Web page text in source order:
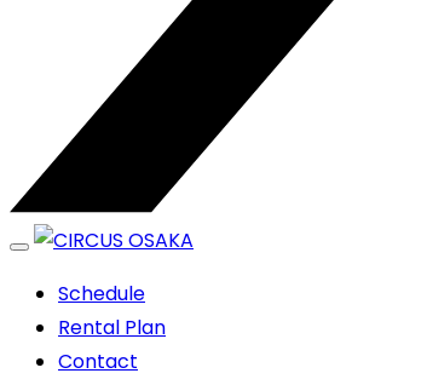
CIRCUS OSAKA
エンターテイメントスペース
Schedule
Rental Plan
Contact